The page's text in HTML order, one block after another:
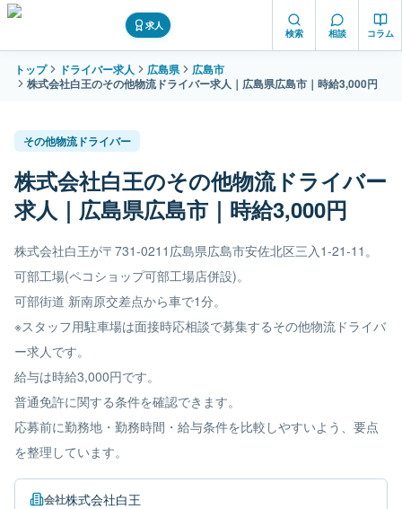
求人
検索 相談 コラム
トップ ドライバー求人 広島県
広島市
株式会社白王のその他物流ドライバー求人｜広島県広島市｜時給3,000円
その他物流ドライバー
株式会社白王のその他物流ドライバー
求人｜広島県広島市｜時給3,000円
株式会社白王が〒731-0211広島県広島市安佐北区三入1-21-11。
可部工場(ペコショップ可部工場店併設)。
可部街道 新南原交差点から車で1分。
※スタッフ用駐車場は面接時応相談で募集するその他物流ドライバ
ー求人です。
給与は時給3,000円です。
普通免許に関する条件を確認できます。
応募前に勤務地・勤務時間・給与条件を比較しやすいよう、要点
を整理しています。
会社株式会社白王